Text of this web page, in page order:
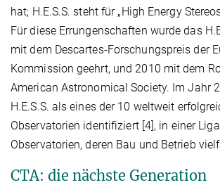
hat; H.E.S.S. steht für „High Energy
Für diese Errungenschaften wurde das
mit dem Descartes-Forschungspreis der
Kommission geehrt, und 2010 mit dem
American Astronomical Society. Im Jahr
H.E.S.S. als eines der 10 weltweit
Observatorien identifiziert [4], in einer
Observatorien, deren Bau und Betrieb
CTA: die nächste Generation